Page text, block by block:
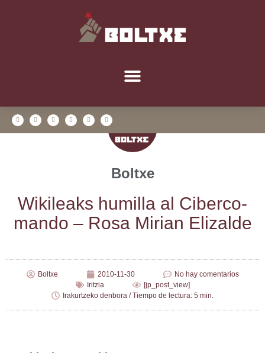
Boltxe
Wiki­leaks humi­lla al Ciber­co­
man­do – Rosa Mirian Elizalde
Boltxe 2010-11-30
No hay comentarios
Iritzia
[jp_post_view]
Irakurtzeko denbora / Tiempo de lectura: 5 min.